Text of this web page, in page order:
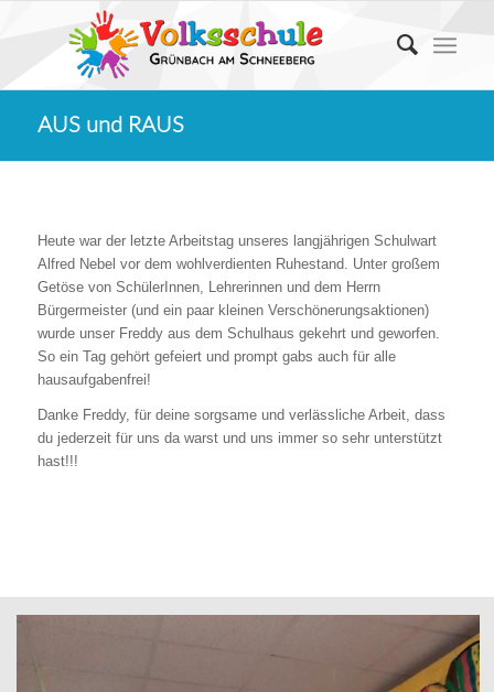
AUS und RAUS
Heute war der letzte Arbeitstag unseres langjährigen Schulwart
Alfred Nebel vor dem wohlverdienten Ruhestand. Unter großem
Getöse von SchülerInnen, Lehrerinnen und dem Herrn
Bürgermeister (und ein paar kleinen Verschönerungsaktionen)
wurde unser Freddy aus dem Schulhaus gekehrt und geworfen.
So ein Tag gehört gefeiert und prompt gabs auch für alle
hausaufgabenfrei!
Danke Freddy, für deine sorgsame und verlässliche Arbeit, dass
du jederzeit für uns da warst und uns immer so sehr unterstützt
hast!!!